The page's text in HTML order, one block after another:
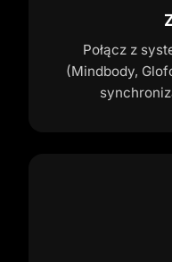
Połącz z
(Mindbody,